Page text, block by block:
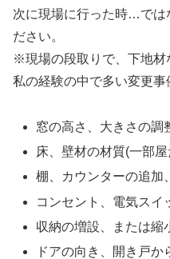
次に現場に行った時…では
ださい。
※現場の段取りで、下地材
私の経験の中で多い変更事
窓の高さ、大きさの調
床、壁材の材質(一部
棚、カウンターの追加
コンセント、電気スイ
収納の増設、または縮
ドアの向き、開き戸